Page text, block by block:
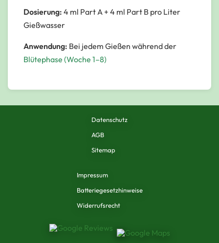
Dosierung: 4 ml Part A + 4 ml Part B pro Liter
Gießwasser
Anwendung: Bei jedem Gießen während der
Blütephase (Woche 1–8)
Datenschutz
AGB
Sitemap
Impressum
Batteriegesetzhinweise
Widerrufsrecht